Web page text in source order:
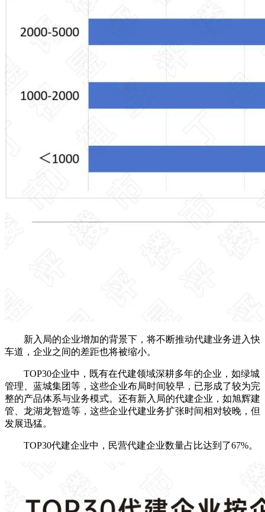
新入局的企业增加的背景下，将不断推动代建业务进入快
车道，企业之间的差距也将被缩小。
TOP30企业中，既有在代建领域深耕多年的企业，如绿城
管理、蓝城集团等，这些企业布局时间较早，已形成了较为完
整的产品体系与业务模式。还有新入局的代建企业，如旭辉建
管、龙湖龙智造等，这些企业代建业务扩张时间相对较晚，但
发展迅猛。
TOP30代建企业中，民营代建企业数量占比达到了67%。